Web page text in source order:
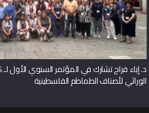
الوراثي لأصناف الطماطم الفلسطينية